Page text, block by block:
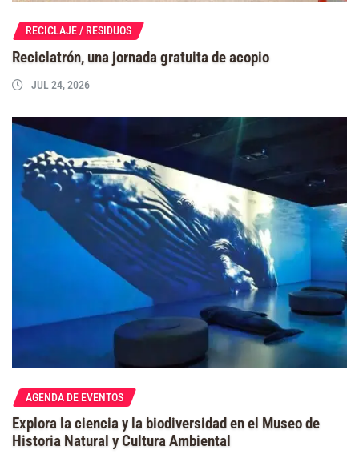
RECICLAJE / RESIDUOS
Reciclatrón, una jornada gratuita de acopio
JUL 24, 2026
AGENDA DE EVENTOS
Explora la ciencia y la biodiversidad en el Museo de
Historia Natural y Cultura Ambiental